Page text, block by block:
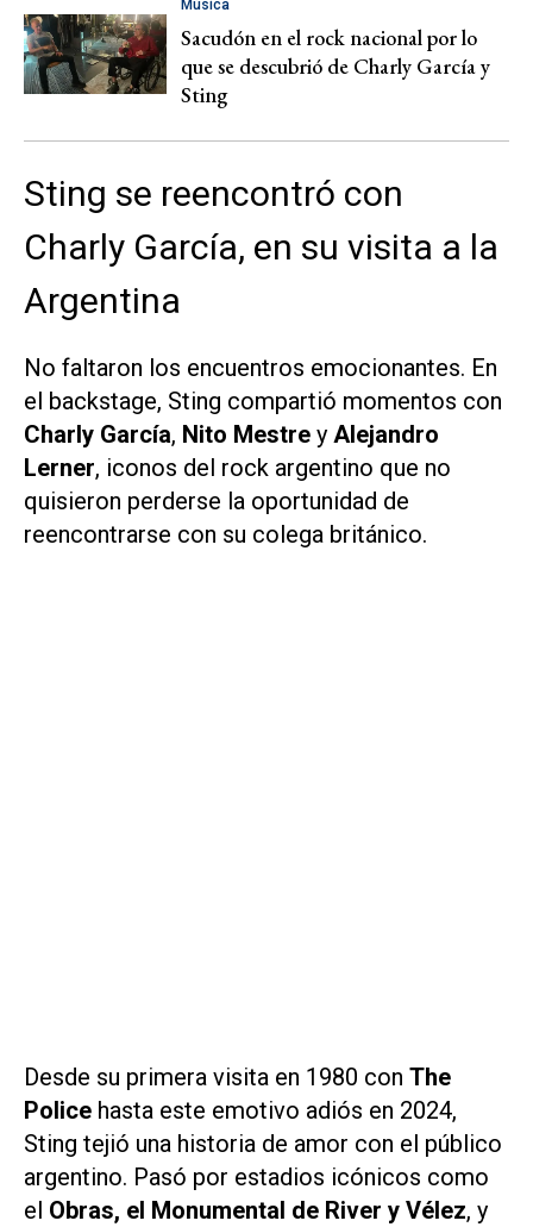
Música
Sacudón en el rock nacional por lo
que se descubrió de Charly García y
Sting
Sting se reencontró con
Charly García, en su visita a la
Argentina
No faltaron los encuentros emocionantes. En
el backstage, Sting compartió momentos con
Charly García, Nito Mestre y Alejandro
Lerner, iconos del rock argentino que no
quisieron perderse la oportunidad de
reencontrarse con su colega británico.
Desde su primera visita en 1980 con The
Police hasta este emotivo adiós en 2024,
Sting tejió una historia de amor con el público
argentino. Pasó por estadios icónicos como
el Obras, el Monumental de River y Vélez, y